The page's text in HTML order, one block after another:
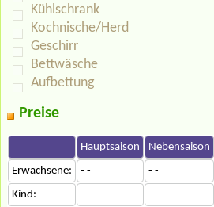
Kühlschrank
Kochnische/Herd
Geschirr
Bettwäsche
Aufbettung
Preise
Hauptsaison Nebensaison
Erwachsene:
- - - -
Kind:
- - - -